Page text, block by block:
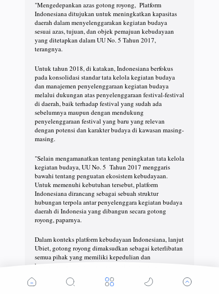
"Mengedepankan azas gotong royong, Platform
Indonesiana ditujukan untuk meningkatkan kapasitas
daerah dalam menyelenggarakan kegiatan budaya
sesuai azas, tujuan, dan objek pemajuan kebudayaan
yang ditetapkan dalam UU No. 5 Tahun 2017,
terangnya.
Untuk tahun 2018, di katakan, Indonesiana berfokus
pada konsolidasi standar tata kelola kegiatan budaya
dan manajemen penyelenggaraan kegiatan budaya
melalui dukungan atas penyelenggaraan festival-festival
di daerah, baik terhadap festival yang sudah ada
sebelumnya maupun dengan mendukung
penyelenggaraan festival yang baru yang relevan
dengan potensi dan karakter budaya di kawasan masing-
masing.
"Selain mengamanatkan tentang peningkatan tata kelola
kegiatan budaya, UU No. 5 Tahun 2017 menggaris
bawahi tentang penguatan ekosistem kebudayaan.
Untuk memenuhi kebutuhan tersebut, platform
Indonesiana dirancang sebagai sebuah struktur
hubungan terpola antar penyelenggara kegiatan budaya
daerah di Indonesia yang dibangun secara gotong
royong, paparnya.
Dalam konteks platform kebudayaan Indonesiana, lanjut
Ubiet, gotong royong dimaksudkan sebagai keterlibatan
semua pihak yang memiliki kepedulian dan
kepentingan atas pemajuan kebudayaan untuk
menyelenggarakan kegiatan budaya mencangkup